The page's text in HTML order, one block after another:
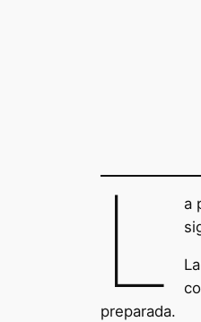
L a
preparada.